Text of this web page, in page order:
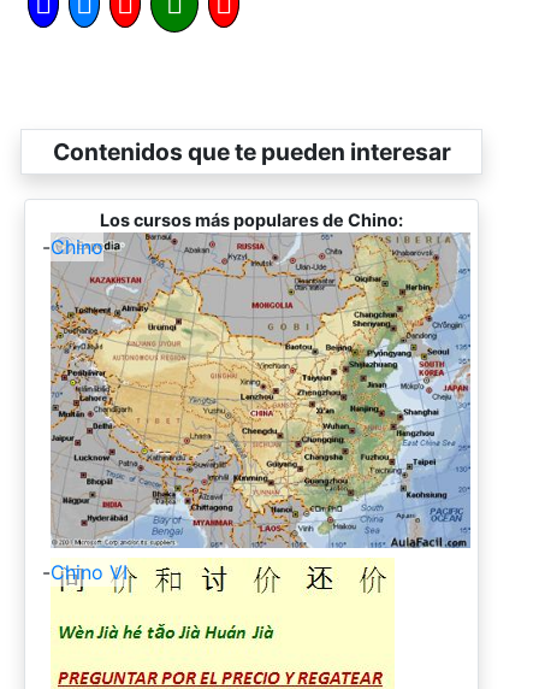
Contenidos que te pueden interesar
Los cursos más populares de Chino:
-Chino
-Chino VI